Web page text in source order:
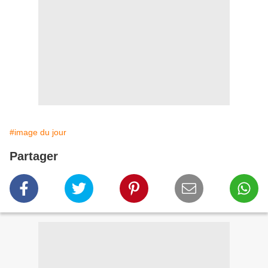
#image du jour
Partager